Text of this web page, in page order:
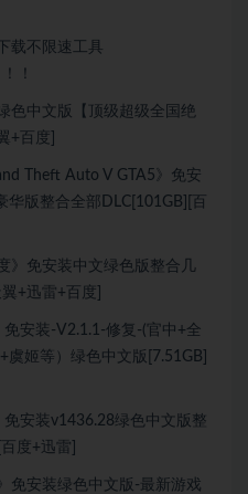
载不限速工具
！
色中文版【顶级超级全国绝
+百度]
Theft Auto V GTA5》免安
华版整合全部DLC[101GB][百
》免安装中文绿色版整合几
+迅雷+百度]
免安装-V2.1.1-修复-(官中+全
虞姬等）绿色中文版[7.51GB]
免安装v1436.28绿色中文版整
度+迅雷]
免安装绿色中文版-最新游戏